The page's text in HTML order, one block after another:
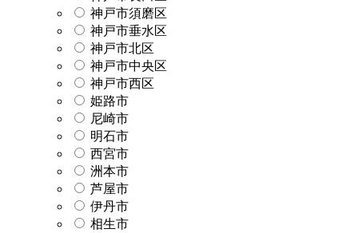
神戸市須磨区
神戸市垂水区
神戸市北区
神戸市中央区
神戸市西区
姫路市
尼崎市
明石市
西宮市
洲本市
芦屋市
伊丹市
相生市